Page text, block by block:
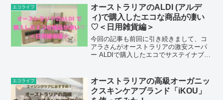
でございます。みなさんは歯を磨く以外
にデンタルケアってしてます...
エコライフ
オーストラリアのALDI (アルデ
ィ)で購入したエコな商品が凄い
♡＜日用雑貨編＞
今回の記事も前回に引き続きまして、コ
アラさんがオーストラリアの激安スーパ
ー ALDIで購入したエコでサステイナブル
年、影響力のある有名人の方々がSNSや
メディアなどを通...
エコライフ
オーストラリアの高級オーガニッ
クスキンケアブランド「iKOU」